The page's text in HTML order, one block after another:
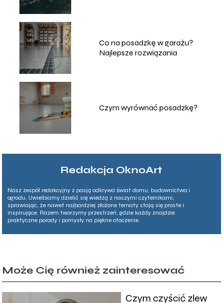
Co na posadzkę w garażu?
Najlepsze rozwiązania
Czym wyrównać posadzkę?
Redakcja OknoArt
Nasz zespół redakcyjny z pasją odkrywa świat domu, budownictwa i
ogrodu. Uwielbiamy dzielić się wiedzą z naszymi czytelnikami,
sprawiając, że nawet najbardziej złożone tematy stają się proste i
inspirujące. Razem tworzymy przestrzeń, gdzie każdy znajdzie
praktyczne porady i pomysły na piękne otoczenie.
Może Cię również zainteresować
Czym czyścić zlew